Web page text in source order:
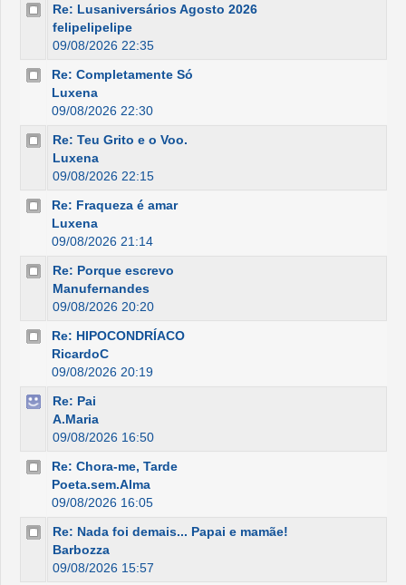
Re: Lusaniversários Agosto 2026
felipelipelipe
09/08/2026 22:35
Re: Completamente Só
Luxena
09/08/2026 22:30
Re: Teu Grito e o Voo.
Luxena
09/08/2026 22:15
Re: Fraqueza é amar
Luxena
09/08/2026 21:14
Re: Porque escrevo
Manufernandes
09/08/2026 20:20
Re: HIPOCONDRÍACO
RicardoC
09/08/2026 20:19
Re: Pai
A.Maria
09/08/2026 16:50
Re: Chora-me, Tarde
Poeta.sem.Alma
09/08/2026 16:05
Re: Nada foi demais... Papai e mamãe!
Barbozza
09/08/2026 15:57